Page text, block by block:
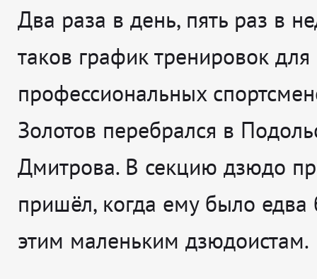
Два раза в день, пять раз в
таков график тренировок для
профессиональных
Золотов перебрался в
Дмитрова. В секцию дзюдо
пришёл, когда ему было
этим маленьким дзюдоистам.